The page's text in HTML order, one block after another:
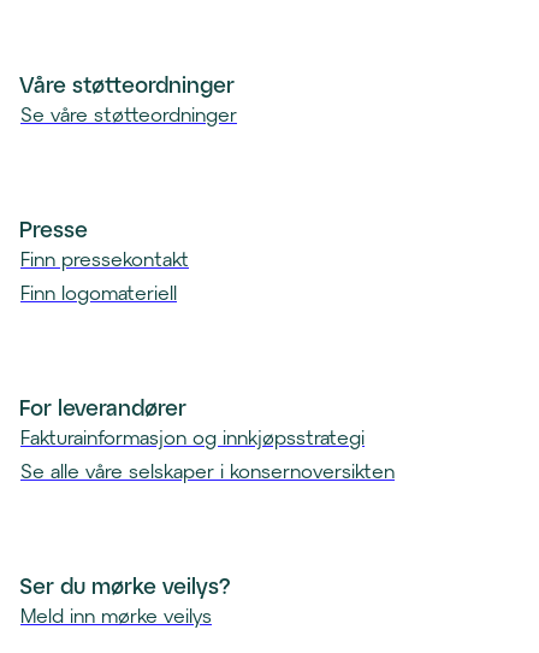
t
)
Våre støtteordninger
Se våre støtteordninger
Presse
Finn pressekontakt
Finn logomateriell
For leverandører
Fakturainformasjon og innkjøpsstrategi
Se alle våre selskaper i konsernoversikten
Ser du mørke veilys?
Meld inn mørke veilys